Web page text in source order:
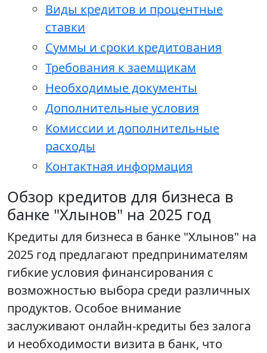
Виды кредитов и процентные
ставки
Суммы и сроки кредитования
Требования к заемщикам
Необходимые документы
Дополнительные условия
Комиссии и дополнительные
расходы
Контактная информация
Обзор кредитов для бизнеса в
банке "Хлынов" на 2025 год
Кредиты для бизнеса в банке "Хлынов" на
2025 год предлагают предпринимателям
гибкие условия финансирования с
возможностью выбора среди различных
продуктов. Особое внимание
заслуживают онлайн-кредиты без залога
и необходимости визита в банк, что